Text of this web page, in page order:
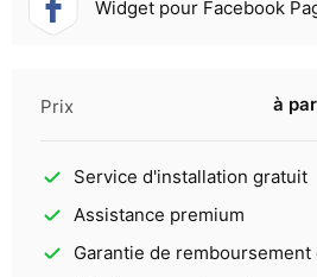
Widget pour Facebook
Prix à
Service d'installation gratuit
Assistance premium
Garantie de remboursement